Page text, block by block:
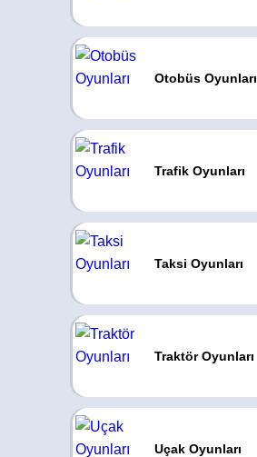
Otobüs Oyunları
Trafik Oyunları
Taksi Oyunları
Traktör Oyunları
Uçak Oyunları